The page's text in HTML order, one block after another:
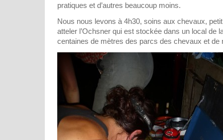
pratiques et d’autres beaucoup moins.
Nous nous levons à 4h30, soins aux chevaux,
atteler l’Ochsner qui est stockée dans un local de
centaines de mètres des parcs des chevaux et de